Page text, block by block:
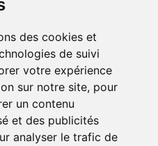
des cookies et
de suivi
votre expérience
sur notre site, pour
un contenu
et des publicités
analyser le trafic de